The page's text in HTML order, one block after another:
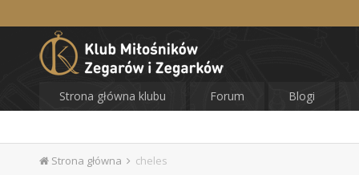
Strona główna klubu Forum Blogi
Strona główna cheles